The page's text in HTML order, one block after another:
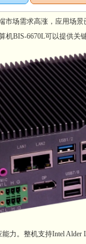
需求高涨，应用场
BIS-6670L可以提供关
。整机支持Intel Alder